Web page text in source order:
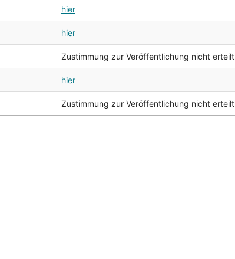
hier
hier
Zustimmung zur Veröffentlichung nicht erteilt
hier
Zustimmung zur Veröffentlichung nicht erteilt